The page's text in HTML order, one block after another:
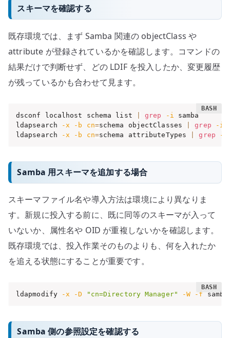
スキーマを確認する
既存環境では、まず Samba 関連の objectClass や
attribute が登録されているかを確認します。コマンドの
結果だけで判断せず、どの LDIF を投入したか、変更履歴
が残っているかも合わせて見ます。
dsconf localhost schema list grep -i
samba
ldapsearch
-x -b cn=schema objectClasses grep -i
ldapsearch
-x -b cn=schema attributeTypes grep -i
Samba 用スキーマを追加する場合
スキーマファイル名や導入方法は環境により異なりま
す。新規に投入する前に、既に同等のスキーマが入って
いないか、属性名や OID が重複しないかを確認します。
既存環境では、投入作業そのものよりも、何を入れたか
を追える状態にすることが重要です。
ldapmodify -x -D "cn=Directory Manager" -W -f
Samba 側の参照設定を確認する